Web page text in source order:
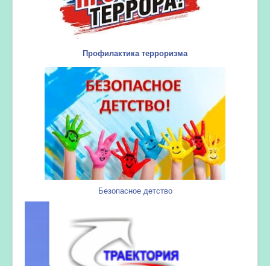
Профилактика терроризма
Безопасное детство